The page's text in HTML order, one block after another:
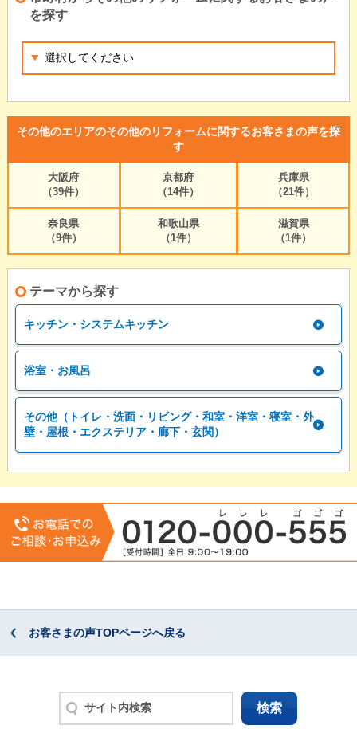
を探す
その他のエリアのその他のリフォームに関するお客さまの声を探
す
大阪府
（39件）
京都府
（14件）
兵庫県
（21件）
奈良県
（9件）
和歌山県
（1件）
滋賀県
（1件）
テーマから探す
キッチン・システムキッチン
浴室・お風呂
その他（トイレ・洗面・リビング・和室・洋室・寝室・外
壁・屋根・エクステリア・廊下・玄関）
お客さまの声TOPページへ戻る